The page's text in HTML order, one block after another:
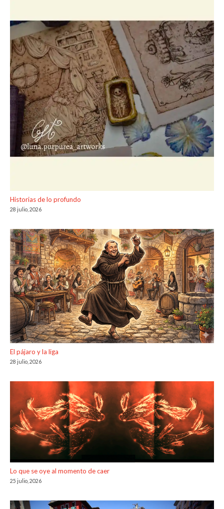
Historias de lo profundo
28 julio, 2026
El pájaro y la liga
28 julio, 2026
Lo que se oye al momento de caer
25 julio, 2026